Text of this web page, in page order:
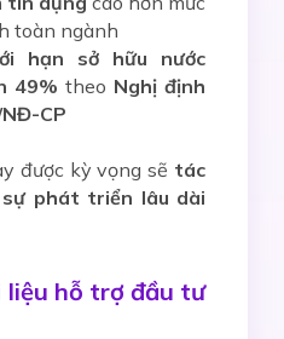
toàn ngành
hạn sở hữu nước
49% theo Nghị định
CP
được kỳ vọng sẽ tác
phát triển lâu dài
liệu hỗ trợ đầu tư